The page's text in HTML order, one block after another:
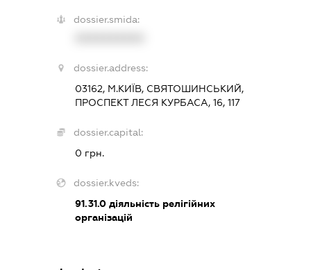
dossier.smida:
dossier.address:
03162, М.КИЇВ, СВЯТОШИНСЬКИЙ,
ПРОСПЕКТ ЛЕСЯ КУРБАСА, 16, 117
dossier.capital:
0 грн.
dossier.kveds:
91.31.0 діяльність релігійних
організацій